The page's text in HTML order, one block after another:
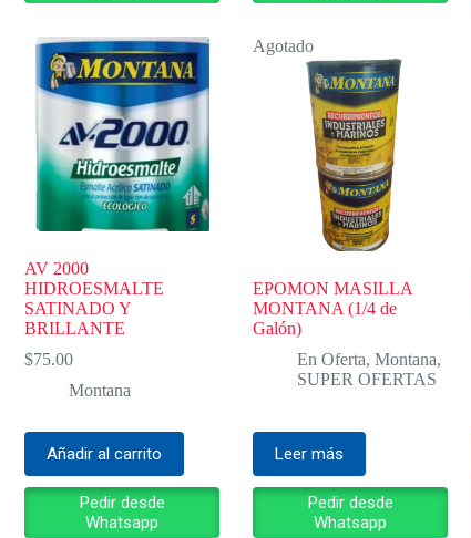
AV 2000
HIDROESMALTE
SATINADO Y
BRILLANTE
$75.00
Montana
Añadir al carrito
Pedir desde
Whatsapp
Agotado
EPOMON MASILLA
MONTANA (1/4 de
Galón)
En Oferta,Montana,
SUPER OFERTAS
Leer más
Pedir desde
Whatsapp